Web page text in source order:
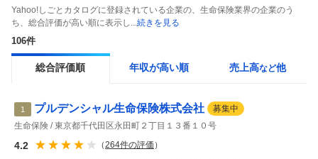
Yahoo!しごとカタログに登録されている企業の、生命保険業界の企業のう
ち、総合評価が高い順に表示し...続きを見る
106件
総合評価順 年収が高い順 売上高など他
1 プルデンシャル生命保険株式会社
募集中
生命保険
東京都千代田区永田町２丁目１３番１０号
4.2 （264件の評価 ）